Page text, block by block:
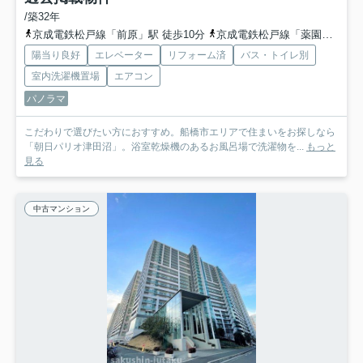
/築32年
京成電鉄松戸線「前原」駅 徒歩10分
京成電鉄松戸線「薬園台」駅 徒歩15分
陽当り良好 エレベーター リフォーム済
バス・トイレ別
室内洗濯機置場
エアコン
パノラマ
こだわりで選びたい方におすすめ。船橋市エリアで住まいをお探しなら
「朝日パリオ津田沼」。浴室乾燥機のあるお風呂場で洗濯物を... もっと
見る
中古マンション